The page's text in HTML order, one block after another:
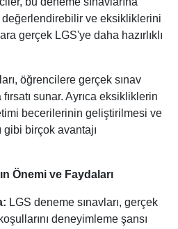
değerlendirebilir ve eksikliklerini
gerçek LGS'ye daha hazırlıklı
öğrencilere gerçek sınav
sunar. Ayrıca eksikliklerin
becerilerinin geliştirilmesi ve
gibi birçok avantajı
Önemi ve Faydaları
LGS deneme sınavları, gerçek
deneyimleme şansı